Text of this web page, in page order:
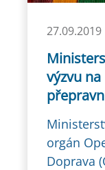
27.09.2019
výzvu
orgán
Doprava